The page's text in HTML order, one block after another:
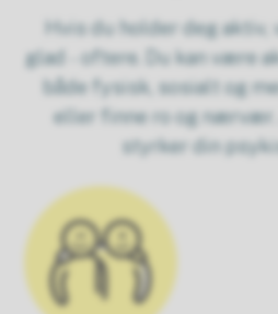
Hvis du holder deg
glad - oftere. Du kan være
både fysisk, sosialt og
eller finne ro og
styrker din